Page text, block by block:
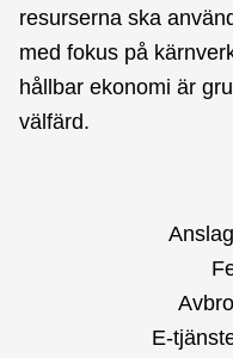
resurserna ska
med fokus på
hållbar ekonomi är
välfärd.
E-